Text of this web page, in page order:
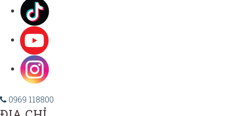
0969 118800